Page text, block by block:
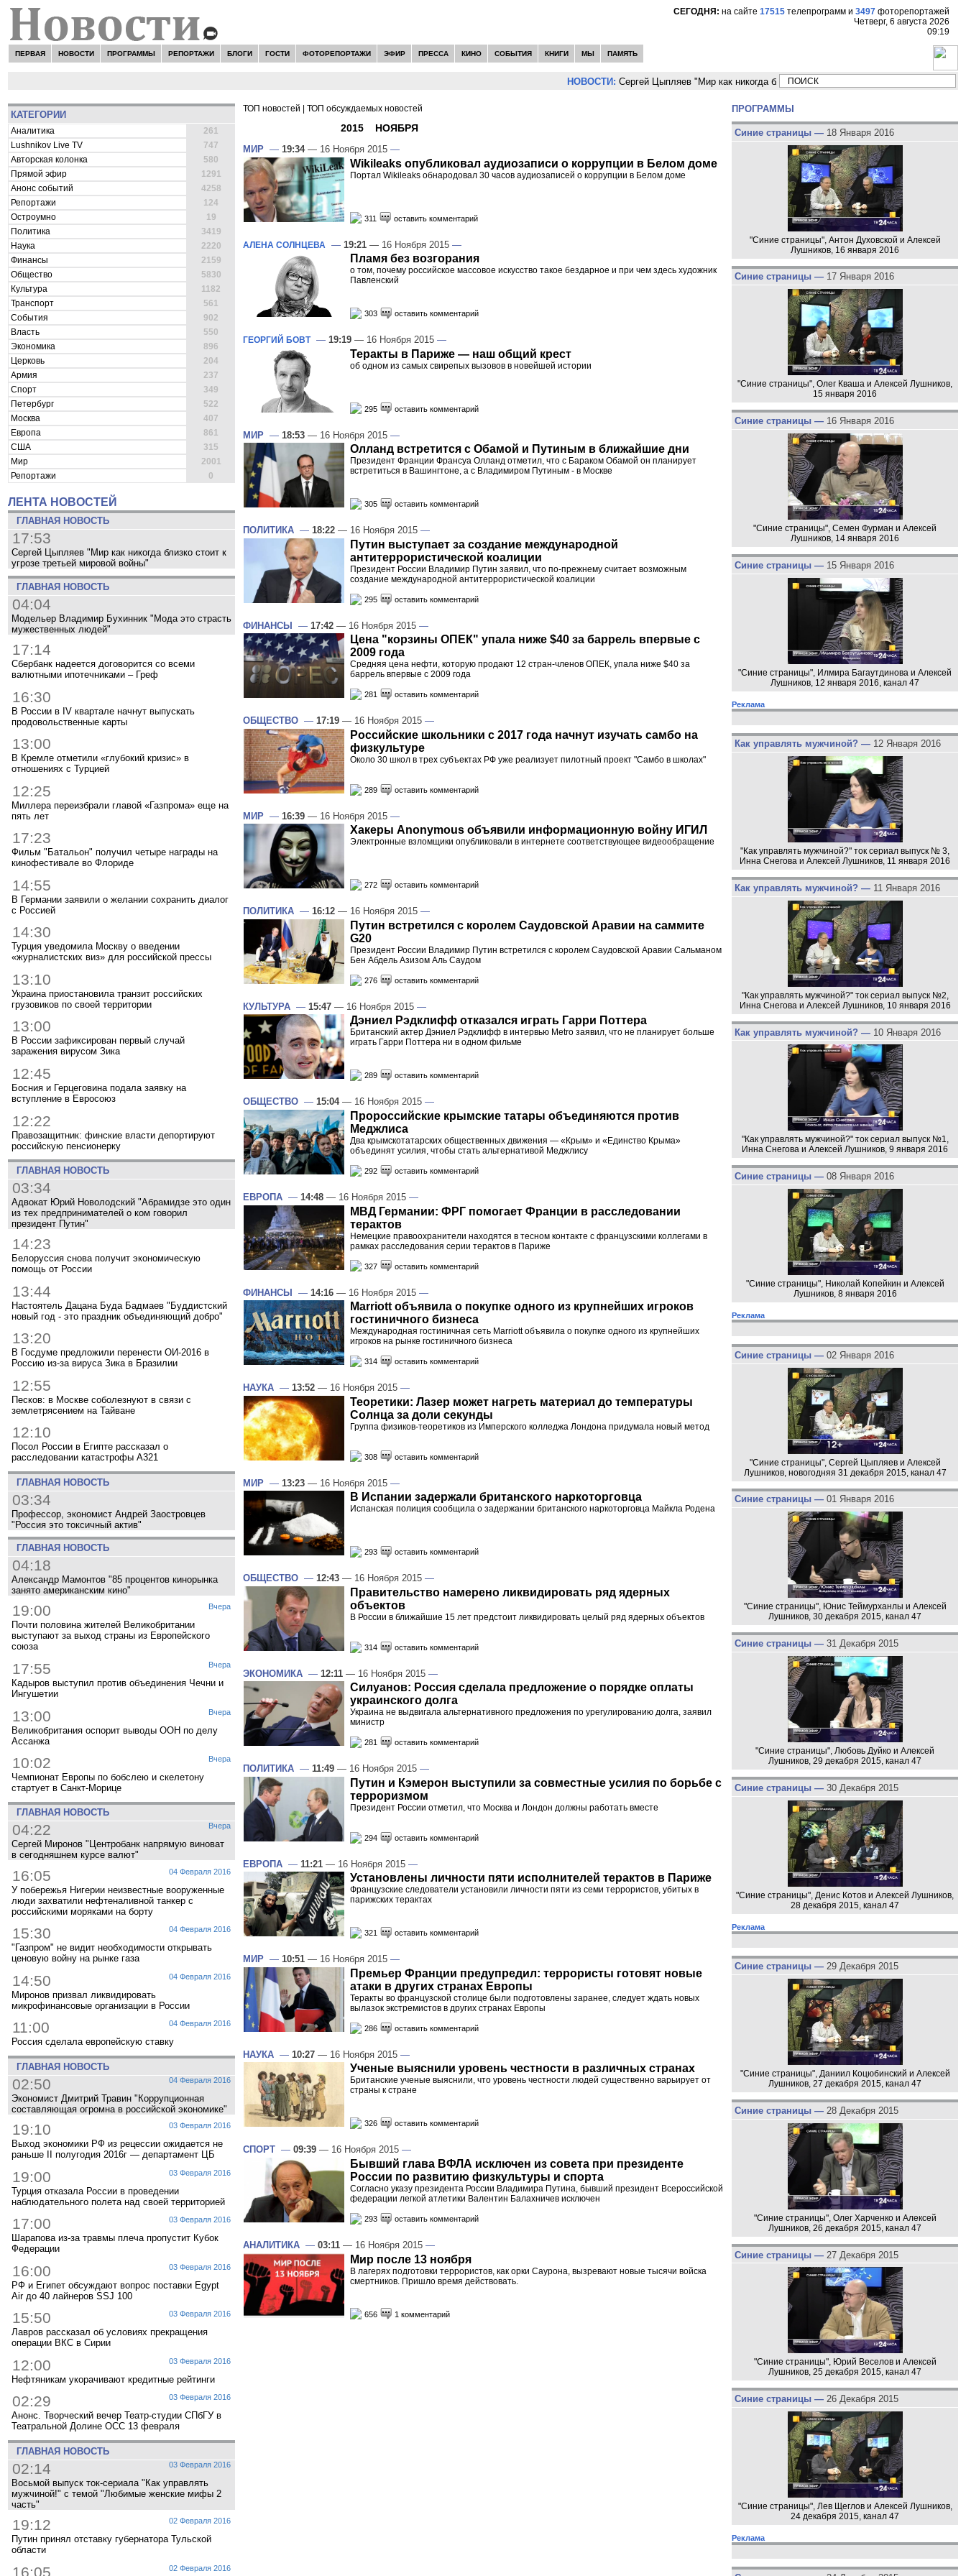
СЕГОДНЯ: на сайте 17515 телепрограмм и 3497 фоторепортажей
Четверг, 6 августа 2026
09:19
ПЕРВАЯ НОВОСТИ ПРОГРАММЫ РЕПОРТАЖИ БЛОГИ ГОСТИ ФОТОРЕПОРТАЖИ ЭФИР ПРЕССА КИНО СОБЫТИЯ КНИГИ МЫ ПАМЯТЬ
НОВОСТИ: Сергей Цыпляев "Мир как никогда близко стоит к угрозе третьей мировой войны"
КАТЕГОРИИ
Аналитика
261
Lushnikov Live TV
747
Авторская колонка
580
Прямой эфир
1291
Анонс событий
4258
Репортажи
124
Остроумно
19
Политика
3419
Наука
2220
Финансы
2159
Общество
5830
Культура
1182
Транспорт
561
События
902
Власть
550
Экономика
896
Церковь
204
Армия
237
Спорт
349
Петербург
522
Москва
407
Европа
861
США
315
Мир
2001
Репортажи
0
ЛЕНТА НОВОСТЕЙ
ГЛАВНАЯ НОВОСТЬ
17:53
Сергей Цыпляев "Мир как никогда близко стоит к
угрозе третьей мировой войны"
ГЛАВНАЯ НОВОСТЬ
04:04
Модельер Владимир Бухинник "Мода это страсть
мужественных людей"
17:14
Сбербанк надеется договорится со всеми
валютными ипотечниками – Греф
16:30
В России в IV квартале начнут выпускать
продовольственные карты
13:00
В Кремле отметили «глубокий кризис» в
отношениях с Турцией
12:25
Миллера переизбрали главой «Газпрома» еще на
пять лет
17:23
Фильм "Батальон" получил четыре награды на
кинофестивале во Флориде
14:55
В Германии заявили о желании сохранить диалог
с Россией
14:30
Турция уведомила Москву о введении
«журналистских виз» для российской прессы
13:10
Украина приостановила транзит российских
грузовиков по своей территории
13:00
В России зафиксирован первый случай
заражения вирусом Зика
12:45
Босния и Герцеговина подала заявку на
вступление в Евросоюз
12:22
Правозащитник: финские власти депортируют
российскую пенсионерку
ГЛАВНАЯ НОВОСТЬ
03:34
Адвокат Юрий Новолодский "Абрамидзе это один
из тех предпринимателей о ком говорил
президент Путин"
14:23
Белоруссия снова получит экономическую
помощь от России
13:44
Настоятель Дацана Буда Бадмаев "Буддистский
новый год - это праздник объединяющий добро"
13:20
В Госдуме предложили перенести ОИ-2016 в
Россию из-за вируса Зика в Бразилии
12:55
Песков: в Москве соболезнуют в связи с
землетрясением на Тайване
12:10
Посол России в Египте рассказал о
расследовании катастрофы A321
ГЛАВНАЯ НОВОСТЬ
03:34
Профессор, экономист Андрей Заостровцев
"Россия это токсичный актив"
ГЛАВНАЯ НОВОСТЬ
04:18
Александр Мамонтов "85 процентов кинорынка
занято американским кино"
Вчера
19:00
Почти половина жителей Великобритании
выступают за выход страны из Европейского
союза
Вчера
17:55
Кадыров выступил против объединения Чечни и
Ингушетии
Вчера
13:00
Великобритания оспорит выводы ООН по делу
Ассанжа
Вчера
10:02
Чемпионат Европы по бобслею и скелетону
стартует в Санкт-Морице
ГЛАВНАЯ НОВОСТЬ
Вчера
04:22
Сергей Миронов "Центробанк напрямую виноват
в сегодняшнем курсе валют"
04 Февраля 2016
16:05
У побережья Нигерии неизвестные вооруженные
люди захватили нефтеналивной танкер с
российскими моряками на борту
04 Февраля 2016
15:30
"Газпром" не видит необходимости открывать
ценовую войну на рынке газа
04 Февраля 2016
14:50
Миронов призвал ликвидировать
микрофинансовые организации в России
04 Февраля 2016
11:00
Россия сделала европейскую ставку
ГЛАВНАЯ НОВОСТЬ
04 Февраля 2016
02:50
Экономист Дмитрий Травин "Коррупционная
составляющая огромна в российской экономике"
03 Февраля 2016
19:10
Выход экономики РФ из рецессии ожидается не
раньше II полугодия 2016г — департамент ЦБ
03 Февраля 2016
19:00
Турция отказала России в проведении
наблюдательного полета над своей территорией
03 Февраля 2016
17:00
Шарапова из-за травмы плеча пропустит Кубок
Федерации
03 Февраля 2016
16:00
РФ и Египет обсуждают вопрос поставки Egypt
Air до 40 лайнеров SSJ 100
03 Февраля 2016
15:50
Лавров рассказал об условиях прекращения
операции ВКС в Сирии
03 Февраля 2016
12:00
Нефтяникам укорачивают кредитные рейтинги
03 Февраля 2016
02:29
Анонс. Творческий вечер Театр-студии СПбГУ в
Театральной Долине ОСС 13 февраля
ГЛАВНАЯ НОВОСТЬ
03 Февраля 2016
02:14
Восьмой выпуск ток-сериала "Как управлять
мужчиной!" с темой "Любимые женские мифы 2
часть"
02 Февраля 2016
19:12
Путин принял отставку губернатора Тульской
области
02 Февраля 2016
16:05
ТОП новостей ТОП обсуждаемых новостей
2015 НОЯБРЯ
МИР — 19:34— 16 Ноября 2015 —
Wikileaks опубликовал аудиозаписи о коррупции в Белом доме
Портал Wikileaks обнародовал 30 часов аудиозаписей о коррупции в Белом доме
311 оставить комментарий
АЛЕНА СОЛНЦЕВА — 19:21 — 16 Ноября 2015 —
Пламя без возгорания
о том, почему российское массовое искусство такое бездарное и при чем здесь художник
Павленский
303 оставить комментарий
ГЕОРГИЙ БОВТ— 19:19 — 16 Ноября 2015 —
Теракты в Париже — наш общий крест
об одном из самых свирепых вызовов в новейшей истории
295 оставить комментарий
МИР — 18:53 — 16 Ноября 2015 —
Олланд встретится с Обамой и Путиным в ближайшие дни
Президент Франции Франсуа Олланд отметил, что с Бараком Обамой он планирует
встретиться в Вашингтоне, а с Владимиром Путиным - в Москве
305 оставить комментарий
ПОЛИТИКА — 18:22 — 16 Ноября 2015 —
Путин выступает за создание международной
антитеррористической коалиции
Президент России Владимир Путин заявил, что по-прежнему считает возможным
создание международной антитеррористической коалиции
295 оставить комментарий
ФИНАНСЫ — 17:42 — 16 Ноября 2015 —
Цена "корзины ОПЕК" упала ниже $40 за баррель впервые с
2009 года
Средняя цена нефти, которую продают 12 стран-членов ОПЕК, упала ниже $40 за
баррель впервые с 2009 года
281 оставить комментарий
ОБЩЕСТВО — 17:19 — 16 Ноября 2015 —
Российские школьники с 2017 года начнут изучать самбо на
физкультуре
Около 30 школ в трех субъектах РФ уже реализует пилотный проект "Самбо в школах"
289 оставить комментарий
МИР — 16:39 — 16 Ноября 2015 —
Хакеры Anonymous объявили информационную войну ИГИЛ
Электронные взломщики опубликовали в интернете соответствующее видеообращение
272 оставить комментарий
ПОЛИТИКА — 16:12 — 16 Ноября 2015 —
Путин встретился с королем Саудовской Аравии на саммите
G20
Президент России Владимир Путин встретился с королем Саудовской Аравии Сальманом
Бен Абдель Азизом Аль Саудом
276 оставить комментарий
КУЛЬТУРА — 15:47 — 16 Ноября 2015 —
Дэниел Рэдклифф отказался играть Гарри Поттера
Британский актер Дэниел Рэдклифф в интервью Metro заявил, что не планирует больше
играть Гарри Поттера ни в одном фильме
289 оставить комментарий
ОБЩЕСТВО — 15:04— 16 Ноября 2015 —
Пророссийские крымские татары объединяются против
Меджлиса
Два крымскотатарских общественных движения — «Крым» и «Единство Крыма»
объединят усилия, чтобы стать альтернативой Меджлису
292 оставить комментарий
ЕВРОПА — 14:48 — 16 Ноября 2015 —
МВД Германии: ФРГ помогает Франции в расследовании
терактов
Немецкие правоохранители находятся в тесном контакте с французскими коллегами в
рамках расследования серии терактов в Париже
327 оставить комментарий
ФИНАНСЫ — 14:16 — 16 Ноября 2015 —
Marriott объявила о покупке одного из крупнейших игроков
гостиничного бизнеса
Международная гостиничная сеть Marriott объявила о покупке одного из крупнейших
игроков на рынке гостиничного бизнеса
314 оставить комментарий
НАУКА — 13:52 — 16 Ноября 2015 —
Теоретики: Лазер может нагреть материал до температуры
Солнца за доли секунды
Группа физиков-теоретиков из Имперского колледжа Лондона придумала новый метод
308 оставить комментарий
МИР — 13:23 — 16 Ноября 2015 —
В Испании задержали британского наркоторговца
Испанская полиция сообщила о задержании британского наркоторговца Майкла Родена
293 оставить комментарий
ОБЩЕСТВО — 12:43 — 16 Ноября 2015 —
Правительство намерено ликвидировать ряд ядерных
объектов
В России в ближайшие 15 лет предстоит ликвидировать целый ряд ядерных объектов
314 оставить комментарий
ЭКОНОМИКА — 12:11 — 16 Ноября 2015 —
Силуанов: Россия сделала предложение о порядке оплаты
украинского долга
Украина не выдвигала альтернативного предложения по урегулированию долга, заявил
министр
281 оставить комментарий
ПОЛИТИКА — 11:49 — 16 Ноября 2015 —
Путин и Кэмерон выступили за совместные усилия по борьбе с
терроризмом
Президент России отметил, что Москва и Лондон должны работать вместе
294 оставить комментарий
ЕВРОПА — 11:21 — 16 Ноября 2015 —
Установлены личности пяти исполнителей терактов в Париже
Французские следователи установили личности пяти из семи террористов, убитых в
парижских терактах
321 оставить комментарий
МИР — 10:51 — 16 Ноября 2015 —
Премьер Франции предупредил: террористы готовят новые
атаки в других странах Европы
Теракты во французской столице были подготовлены заранее, следует ждать новых
вылазок экстремистов в других странах Европы
286 оставить комментарий
НАУКА — 10:27 — 16 Ноября 2015 —
Ученые выяснили уровень честности в различных странах
Британские ученые выяснили, что уровень честности людей существенно варьирует от
страны к стране
326 оставить комментарий
СПОРТ — 09:39 — 16 Ноября 2015 —
Бывший глава ВФЛА исключен из совета при президенте
России по развитию физкультуры и спорта
Согласно указу президента России Владимира Путина, бывший президент Всероссийской
федерации легкой атлетики Валентин Балахничев исключен
293 оставить комментарий
АНАЛИТИКА — 03:11 — 16 Ноября 2015 —
Мир после 13 ноября
В лагерях подготовки террористов, как орки Саурона, вызревают новые тысячи войска
смертников. Пришло время действовать.
656 1 комментарий
ПРОГРАММЫ
Синие страницы — 18 Января 2016
"Синие страницы", Антон Духовской и Алексей
Лушников, 16 января 2016
Синие страницы — 17 Января 2016
"Синие страницы", Олег Кваша и Алексей Лушников,
15 января 2016
Синие страницы — 16 Января 2016
"Синие страницы", Семен Фурман и Алексей
Лушников, 14 января 2016
Синие страницы — 15 Января 2016
"Синие страницы", Илмира Багаутдинова и Алексей
Лушников, 12 января 2016, канал 47
Реклама
Как управлять мужчиной? — 12 Января 2016
"Как управлять мужчиной?" ток сериал выпуск № 3,
Инна Снегова и Алексей Лушников, 11 января 2016
Как управлять мужчиной? — 11 Января 2016
"Как управлять мужчиной?" ток сериал выпуск №2,
Инна Снегова и Алексей Лушников, 10 января 2016
Как управлять мужчиной? — 10 Января 2016
"Как управлять мужчиной?" ток сериал выпуск №1,
Инна Снегова и Алексей Лушников, 9 января 2016
Синие страницы — 08 Января 2016
"Синие страницы", Николай Копейкин и Алексей
Лушников, 8 января 2016
Реклама
Синие страницы — 02 Января 2016
"Синие страницы", Сергей Цыпляев и Алексей
Лушников, новогодняя 31 декабря 2015, канал 47
Синие страницы — 01 Января 2016
"Синие страницы", Юнис Теймурханлы и Алексей
Лушников, 30 декабря 2015, канал 47
Синие страницы — 31 Декабря 2015
"Синие страницы", Любовь Дуйко и Алексей
Лушников, 29 декабря 2015, канал 47
Синие страницы — 30 Декабря 2015
"Синие страницы", Денис Котов и Алексей Лушников,
28 декабря 2015, канал 47
Реклама
Синие страницы — 29 Декабря 2015
"Синие страницы", Даниил Коцюбинский и Алексей
Лушников, 27 декабря 2015, канал 47
Синие страницы — 28 Декабря 2015
"Синие страницы", Олег Харченко и Алексей
Лушников, 26 декабря 2015, канал 47
Синие страницы — 27 Декабря 2015
"Синие страницы", Юрий Веселов и Алексей
Лушников, 25 декабря 2015, канал 47
Синие страницы — 26 Декабря 2015
"Синие страницы", Лев Щеглов и Алексей Лушников,
24 декабря 2015, канал 47
Реклама